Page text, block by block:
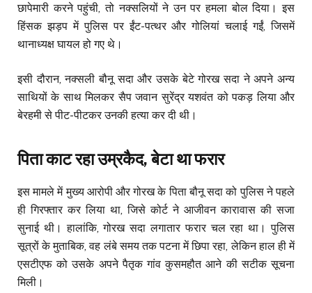
छापेमारी करने पहुंची, तो नक्सलियों ने उन पर हमला बोल दिया। इस
हिंसक झड़प में पुलिस पर ईंट-पत्थर और गोलियां चलाई गईं, जिसमें
थानाध्यक्ष घायल हो गए थे।
इसी दौरान, नक्सली बौनू सदा और उसके बेटे गोरख सदा ने अपने अन्य
साथियों के साथ मिलकर सैप जवान सुरेंद्र यशवंत को पकड़ लिया और
बेरहमी से पीट-पीटकर उनकी हत्या कर दी थी।
पिता काट रहा उम्रकैद, बेटा था फरार
इस मामले में मुख्य आरोपी और गोरख के पिता बौनू सदा को पुलिस ने पहले
ही गिरफ्तार कर लिया था, जिसे कोर्ट ने आजीवन कारावास की सजा
सुनाई थी। हालांकि, गोरख सदा लगातार फरार चल रहा था। पुलिस
सूत्रों के मुताबिक, वह लंबे समय तक पटना में छिपा रहा, लेकिन हाल ही में
एसटीएफ को उसके अपने पैतृक गांव कुसमहौत आने की सटीक सूचना
मिली।